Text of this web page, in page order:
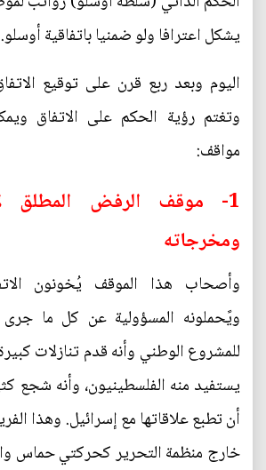
يشكل اعترافا ولو ضمنيا باتفاقية أوسلو.
اليوم وبعد ربع قرن على توقيع
وتغتم رؤية الحكم على الاتفاق
مواقف:
1- موقف الرفض المطلق
ومخرجاته
وأصحاب هذا الموقف يُخونون
ويًحملونه المسؤولية عن كل ما
للمشروع الوطني وأنه قدم تنازلات
يستفيد منه الفلسطينيون، وأنه شجع
أن تطبع علاقاتها مع إسرائيل. وهذا
خارج منظمة التحرير كحركتي حماس